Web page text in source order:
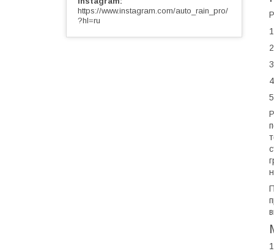
https://www.instagram.com/auto_rain_pro/
?hl=ru